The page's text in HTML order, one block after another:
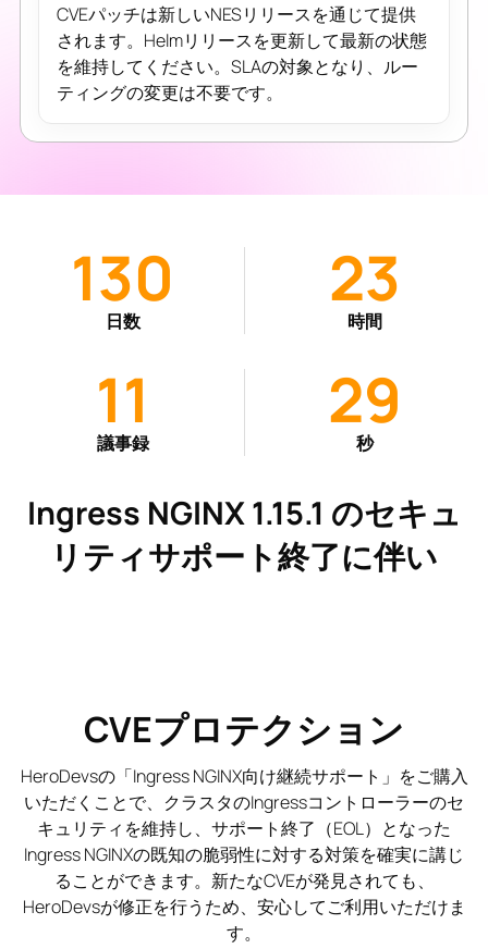
CVEパッチは新しいNESリリースを通じて提供
されます。Helmリリースを更新して最新の状態
を維持してください。SLAの対象となり、ルー
ティングの変更は不要です。
130
日数
23
時間
11
議事録
30
秒
Ingress NGINX 1.15.1 のセキュ
リティサポート終了に伴い
CVEプロテクション
HeroDevsの「Ingress NGINX向け継続サポート」をご購入
いただくことで、クラスタのIngressコントローラーのセ
キュリティを維持し、サポート終了（EOL）となった
Ingress NGINXの既知の脆弱性に対する対策を確実に講じ
ることができます。新たなCVEが発見されても、
HeroDevsが修正を行うため、安心してご利用いただけま
す。